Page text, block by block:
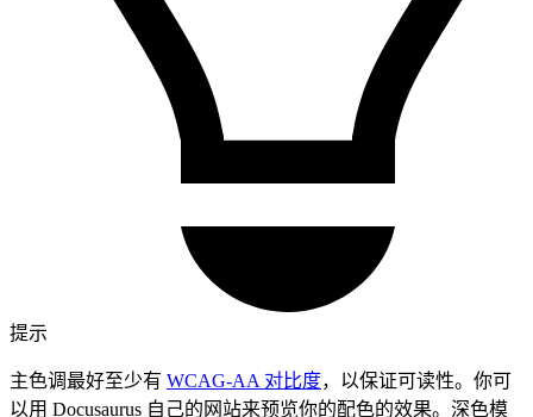
提示
主色调最好至少有 WCAG-AA 对比度，以保证可读性。你可
以用 Docusaurus 自己的网站来预览你的配色的效果。深色模